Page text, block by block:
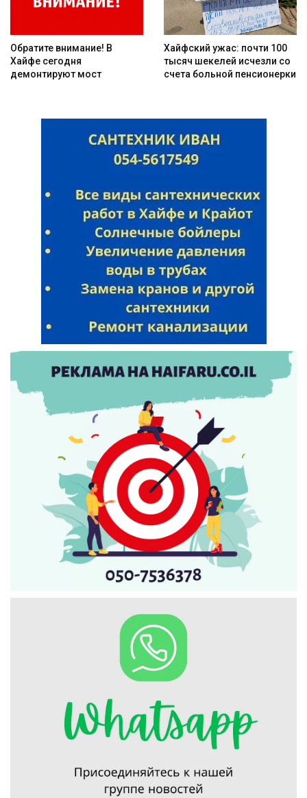
Обратите внимание! В
Хайфе сегодня
демонтируют мост
Хайфский ужас: почти 100
тысяч шекелей исчезли со
счета больной пенсионерки